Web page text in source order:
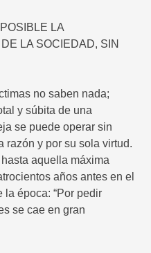
LA
LA SOCIEDAD, SIN
no saben nada;
y súbita de una
se puede operar sin
razón y por su sola virtud.
aquella máxima
años antes en el
época: “Por pedir
se cae en gran